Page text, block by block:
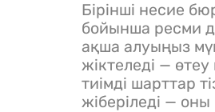
Бірінші несие
бойынша ресми
ақша алуыңыз
жіктеледі —
тиімді шарттар
жіберіледі —